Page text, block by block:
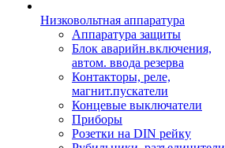
Низковольтная аппаратура
Аппаратура защиты
Блок аварийн.включения,
автом. ввода резерва
Контакторы, реле,
магнит.пускатели
Концевые выключатели
Приборы
Розетки на DIN рейку